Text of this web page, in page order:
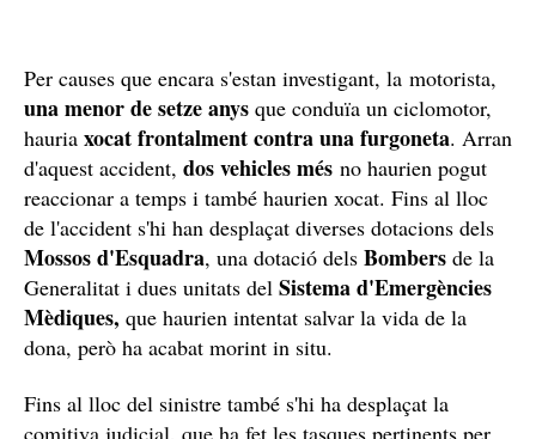
Per causes que encara s'estan investigant, la motorista,
una menor de setze anys que conduïa un ciclomotor,
hauria xocat frontalment contra una furgoneta. Arran
d'aquest accident, dos vehicles més no haurien pogut
reaccionar a temps i també haurien xocat. Fins al lloc
de l'accident s'hi han desplaçat diverses dotacions dels
Mossos d'Esquadra, una dotació dels Bombers de la
Generalitat i dues unitats del Sistema d'Emergències
Mèdiques, que haurien intentat salvar la vida de la
dona, però ha acabat morint in situ.
Fins al lloc del sinistre també s'hi ha desplaçat la
comitiva judicial, que ha fet les tasques pertinents per